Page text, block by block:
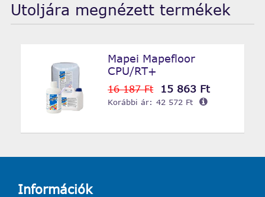
Utoljára megnézett termékek
Mapei Mapefloor
CPU/RT+
16 187 Ft 15 863 Ft
Korábbi ár: 42 572 Ft
Információk